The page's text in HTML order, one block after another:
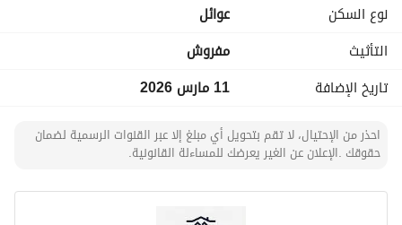
نوع السكن
عوائل
التأثيث
مفروش
تاريخ الإضافة
11 مارس 2026
احذر من الإحتيال، لا تقم بتحويل أي مبلغ إلا عبر القنوات الرسمية لضمان
حقوقك .الإعلان عن الغير يعرضك للمساءلة القانونية.